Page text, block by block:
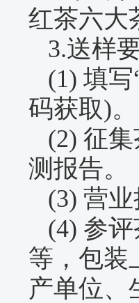
红茶六大
3.送样
(1) 填写
码获取)。
(2) 征
测报告。
(3) 营
(4) 参
等，包装
产单位、